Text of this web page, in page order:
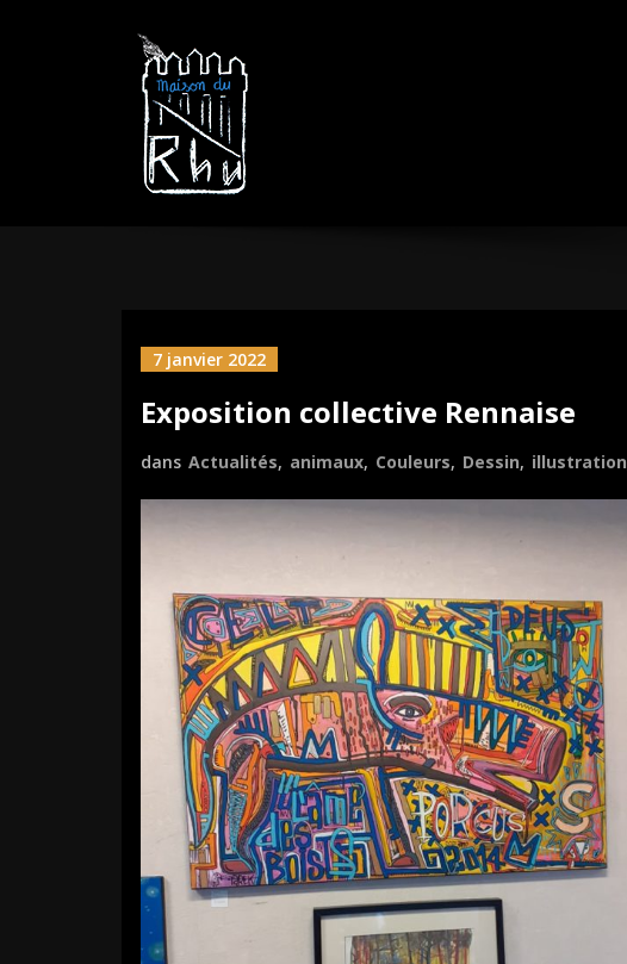
7 janvier 2022
Exposition collective Rennaise
dans Actualités, animaux, Couleurs, Dessin, illustration